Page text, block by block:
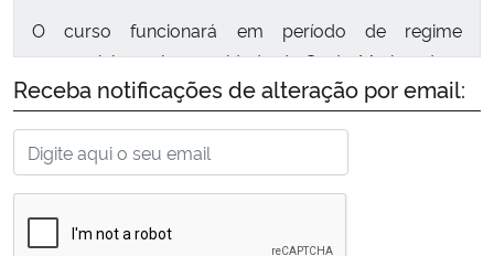
O curso funcionará em período de regime
presencial regular, na cidade de Santa Maria, e tem
duração máxima de 24 meses.
Receba notificações de alteração por email: